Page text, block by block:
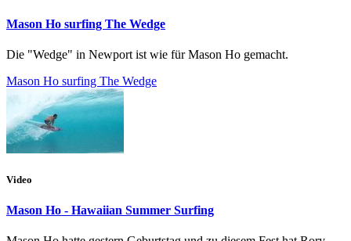
Mason Ho surfing The Wedge
Die "Wedge" in Newport ist wie für Mason Ho gemacht.
Mason Ho surfing The Wedge
Video
Mason Ho - Hawaiian Summer Surfing